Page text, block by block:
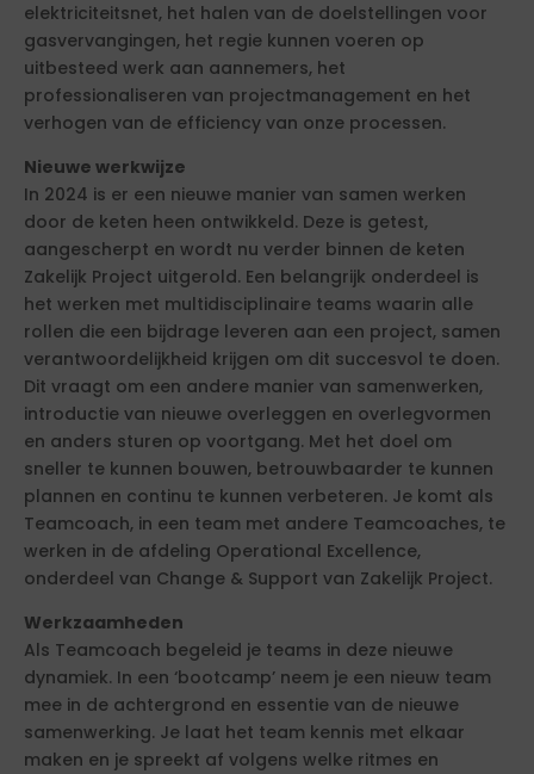
elektriciteitsnet, het halen van de doelstellingen voor
gasvervangingen, het regie kunnen voeren op
uitbesteed werk aan aannemers, het
professionaliseren van projectmanagement en het
verhogen van de efficiency van onze processen.
Nieuwe werkwijze
In 2024 is er een nieuwe manier van samen werken
door de keten heen ontwikkeld. Deze is getest,
aangescherpt en wordt nu verder binnen de keten
Zakelijk Project uitgerold. Een belangrijk onderdeel is
het werken met multidisciplinaire teams waarin alle
rollen die een bijdrage leveren aan een project, samen
verantwoordelijkheid krijgen om dit succesvol te doen.
Dit vraagt om een andere manier van samenwerken,
introductie van nieuwe overleggen en overlegvormen
en anders sturen op voortgang. Met het doel om
sneller te kunnen bouwen, betrouwbaarder te kunnen
plannen en continu te kunnen verbeteren. Je komt als
Teamcoach, in een team met andere Teamcoaches, te
werken in de afdeling Operational Excellence,
onderdeel van Change & Support van Zakelijk Project.
Werkzaamheden
Als Teamcoach begeleid je teams in deze nieuwe
dynamiek. In een ‘bootcamp’ neem je een nieuw team
mee in de achtergrond en essentie van de nieuwe
samenwerking. Je laat het team kennis met elkaar
maken en je spreekt af volgens welke ritmes en